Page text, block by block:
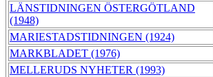
LÄNSTIDNINGEN ÖSTERGÖTLAND
(1948)
MARIESTADSTIDNINGEN (1924)
MARKBLADET (1976)
MELLERUDS NYHETER (1993)